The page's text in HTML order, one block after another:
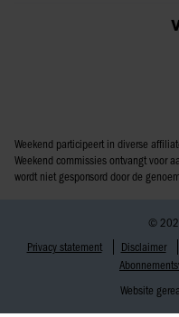
Weekend participeert in diverse
Weekend commissies ontvangt voor
wordt niet gesponsord door de
©
Privacy statement
Disclaimer
Website